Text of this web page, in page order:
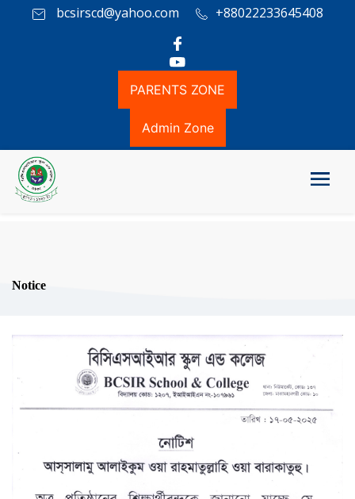
bcsirscd@yahoo.com +88022233645408
PARENTS ZONE
Admin Zone
Notice